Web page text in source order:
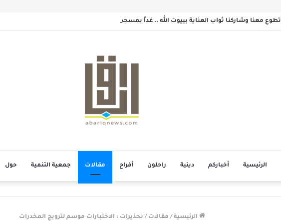
تطوع معنا وشاركنا ثواب العناية بييوت الله .. غداً بمسجد الزهراء بحلة محيش
الرئيسية أخباركم دينية راحلون أفراح مقالات جمعية التنمية حول
الرئيسية / مقالات / تحذيرات : الاختبارات موسم لترويج المخدرات